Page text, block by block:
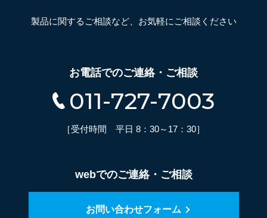
製品に関するご相談など、お気軽にご相談ください
お電話でのご連絡・ご相談
011-727-7003
［受付時間 平日 8：30～17：30］
webでのご連絡・ご相談
お問い合わせフォーム